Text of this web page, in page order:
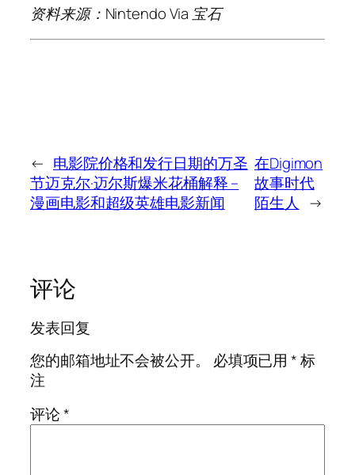
资料来源：Nintendo Via宝石
← 电影院价格和发行日期的万圣
节迈克尔·迈尔斯爆米花桶解释 –
漫画电影和超级英雄电影新闻
在Digimon
故事时代
陌生人
→
评论
发表回复
您的邮箱地址不会被公开。
必填项已用*标
注
评论*